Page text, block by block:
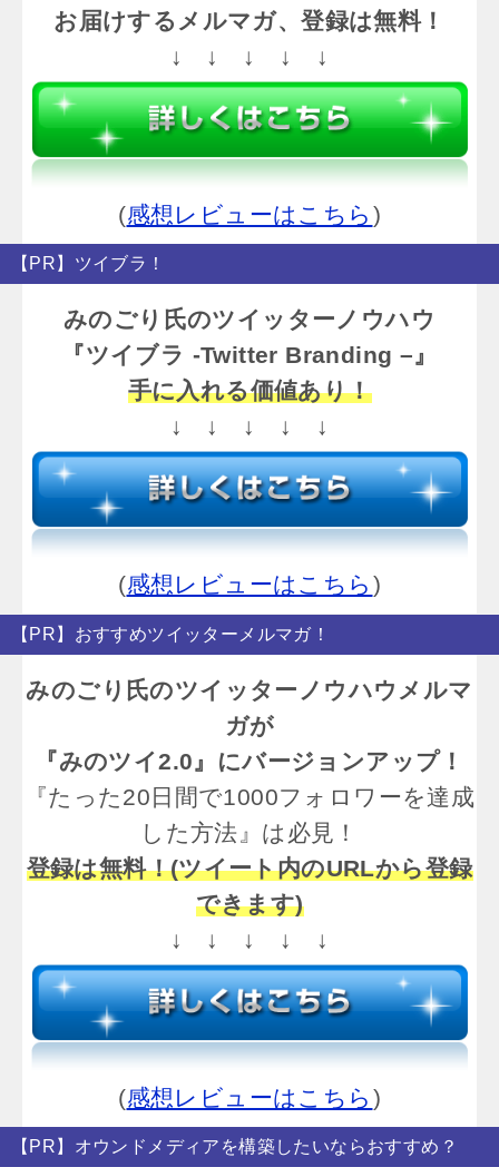
お届けするメルマガ、登録は無料！
↓ ↓ ↓ ↓ ↓
(感想レビューはこちら )
【PR】ツイブラ！
みのごり氏のツイッターノウハウ
『ツイブラ -Twitter Branding –』
手に入れる価値あり！
↓ ↓ ↓ ↓ ↓
(感想レビューはこちら )
【PR】おすすめツイッターメルマガ！
みのごり氏のツイッターノウハウメルマ
ガが
『みのツイ2.0』にバージョンアップ！
『たった20日間で1000フォロワーを達成
した方法』は必見！
登録は無料！(ツイート内のURLから登録
できます)
↓ ↓ ↓ ↓ ↓
(感想レビューはこちら )
【PR】オウンドメディアを構築したいならおすすめ？